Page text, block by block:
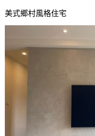
美式鄉村風格住宅
古典
工業
傢俱建材商方案
2房2廳 - 精裝版
3房2廳 - 精裝版
設計知識+
設計私房話
桃園市
基隆市